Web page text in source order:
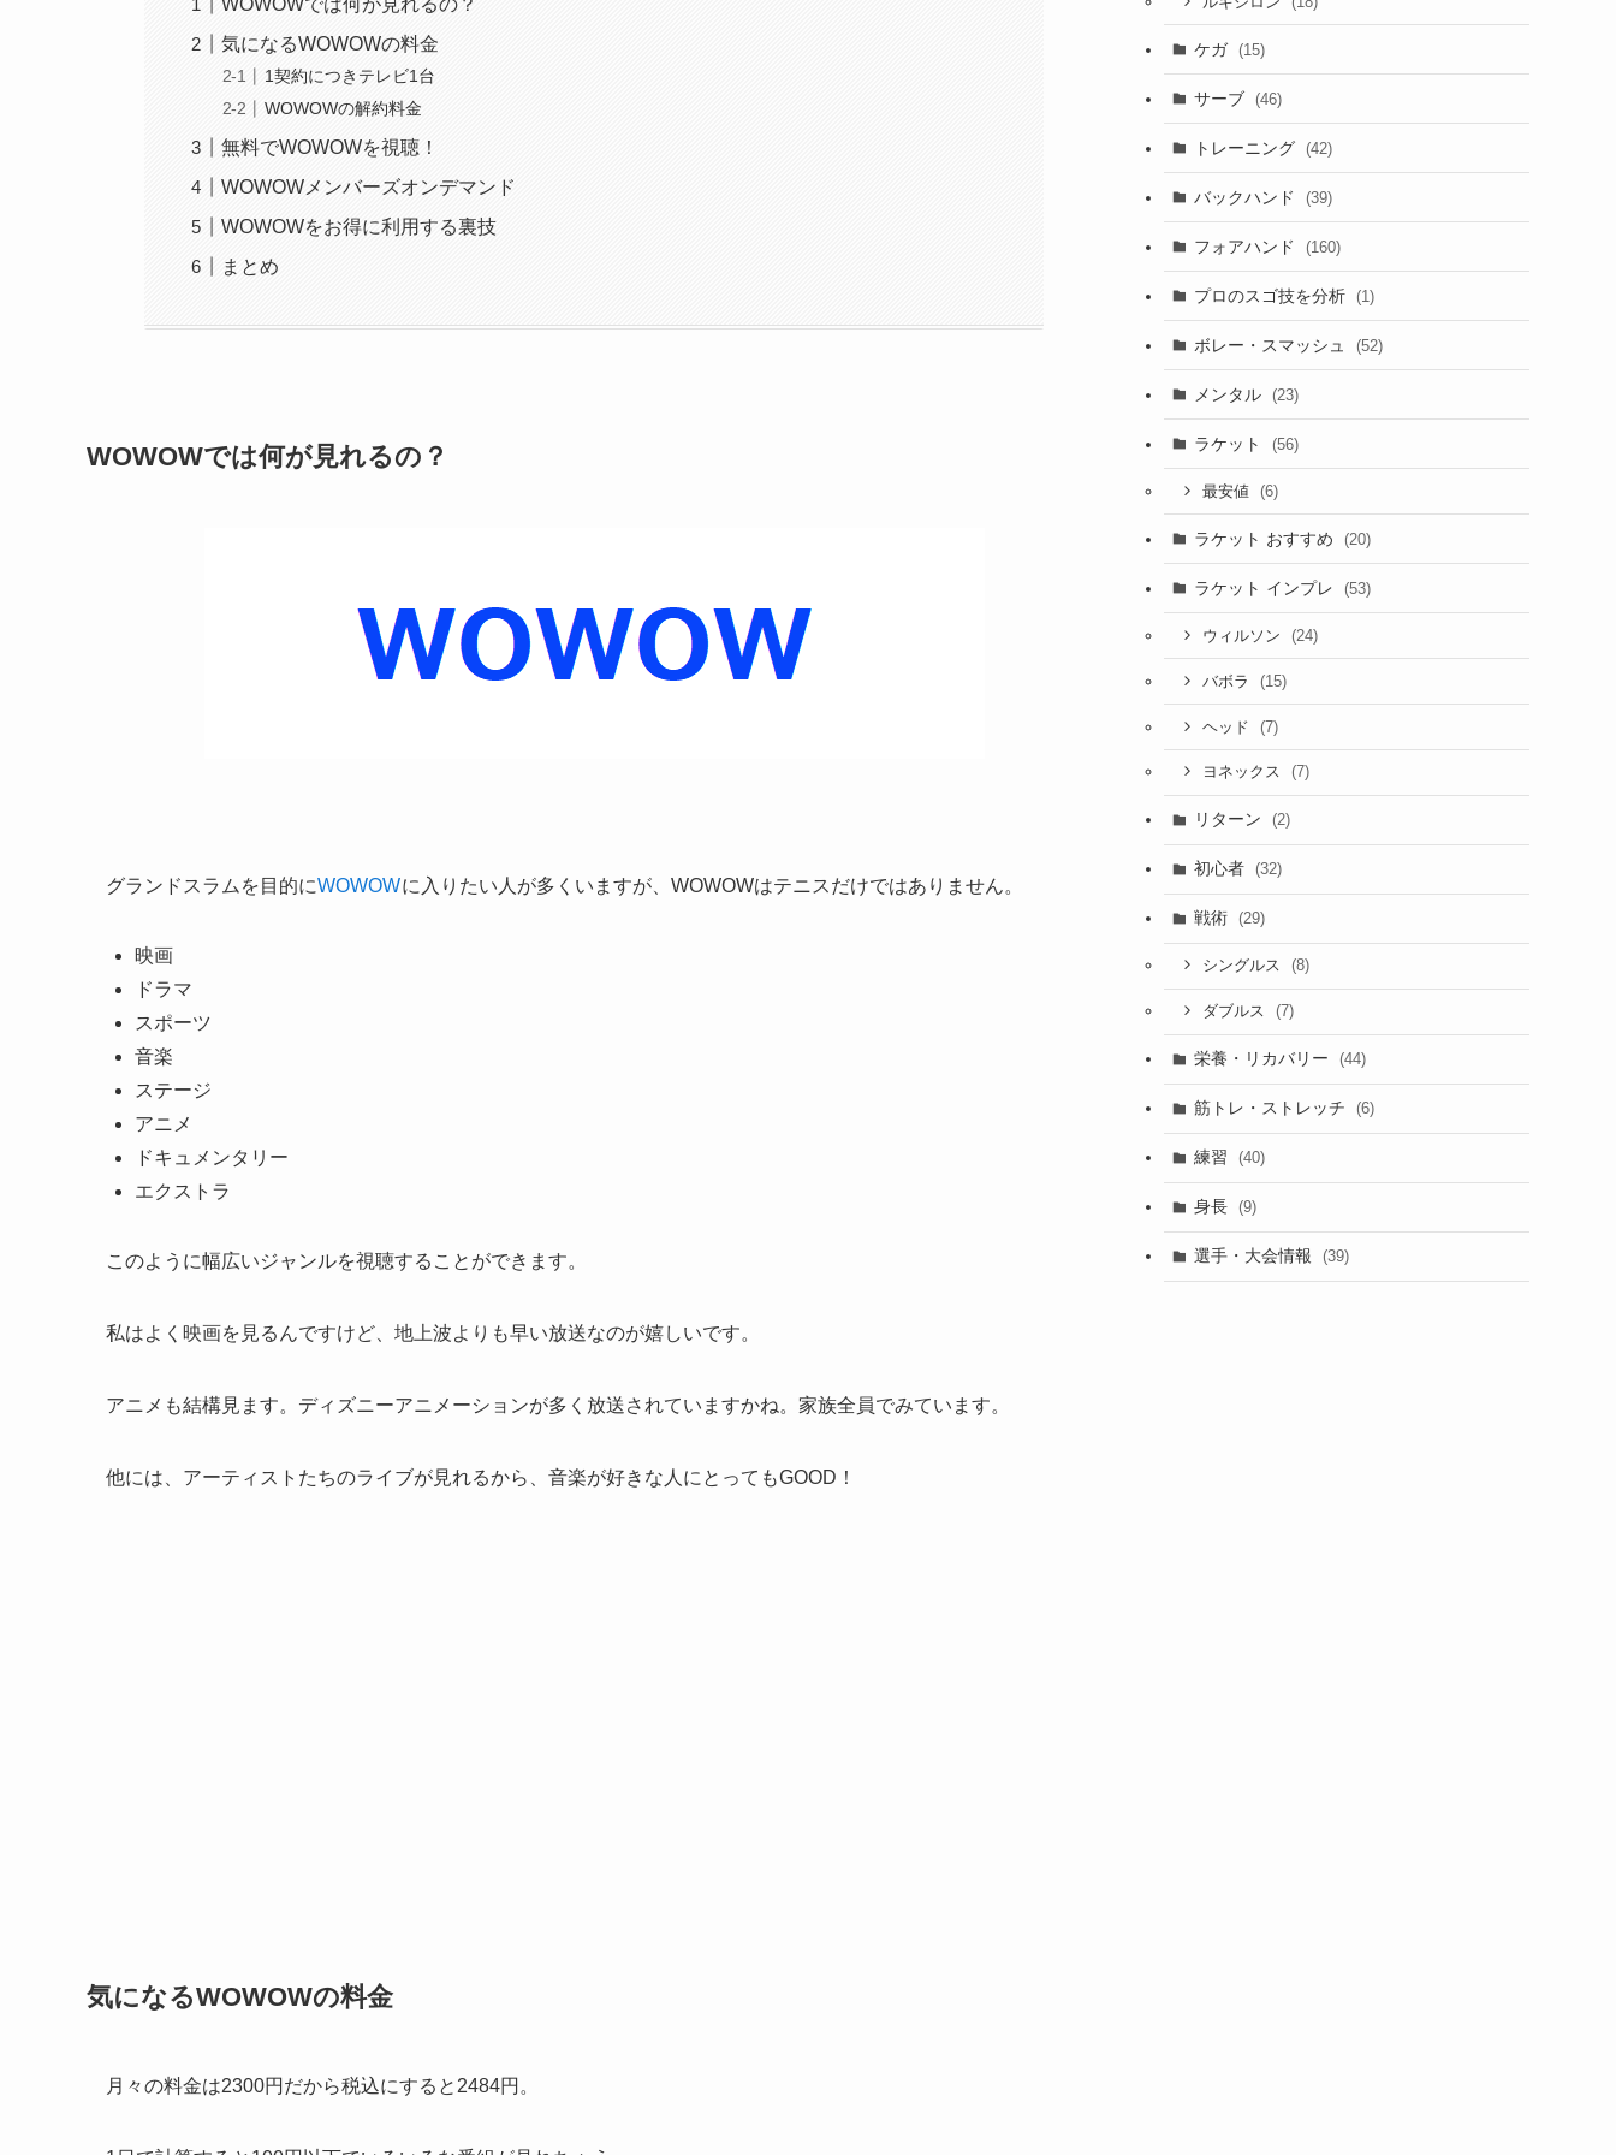
気になるWOWOWの料金
1契約につきテレビ1台
WOWOWの解約料金
無料でWOWOWを視聴！
WOWOWメンバーズオンデマンド
WOWOWをお得に利用する裏技
まとめ
WOWOWでは何が見れるの？
グランドスラムを目的にWOWOWに入りたい人が多くいますが、WOWOWはテニスだけではありません。
映画
ドラマ
スポーツ
音楽
ステージ
アニメ
ドキュメンタリー
エクストラ
このように幅広いジャンルを視聴することができます。
私はよく映画を見るんですけど、地上波よりも早い放送なのが嬉しいです。
アニメも結構見ます。ディズニーアニメーションが多く放送されていますかね。家族全員でみています。
他には、アーティストたちのライブが見れるから、音楽が好きな人にとってもGOOD！
気になるWOWOWの料金
月々の料金は2300円だから税込にすると2484円。
ケガ (15)
サーブ (46)
トレーニング (42)
バックハンド (39)
フォアハンド (160)
プロのスゴ技を分析 (1)
ボレー・スマッシュ (52)
メンタル (23)
ラケット (56)
最安値 (6)
ラケット おすすめ (20)
ラケット インプレ (53)
ウィルソン (24)
バボラ (15)
ヘッド (7)
ヨネックス (7)
リターン (2)
初心者 (32)
戦術 (29)
シングルス (8)
ダブルス (7)
栄養・リカバリー (44)
筋トレ・ストレッチ (6)
練習 (40)
身長 (9)
選手・大会情報 (39)